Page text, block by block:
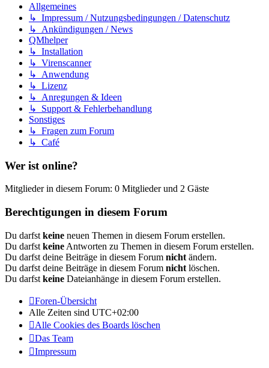
Allgemeines
↳ Impressum / Nutzungsbedingungen / Datenschutz
↳ Ankündigungen / News
QMhelper
↳ Installation
↳ Virenscanner
↳ Anwendung
↳ Lizenz
↳ Anregungen & Ideen
↳ Support & Fehlerbehandlung
Sonstiges
↳ Fragen zum Forum
↳ Café
Wer ist online?
Mitglieder in diesem Forum: 0 Mitglieder und 2 Gäste
Berechtigungen in diesem Forum
Du darfst keine neuen Themen in diesem Forum erstellen.
Du darfst keine Antworten zu Themen in diesem Forum erstellen.
Du darfst deine Beiträge in diesem Forum nicht ändern.
Du darfst deine Beiträge in diesem Forum nicht löschen.
Du darfst keine Dateianhänge in diesem Forum erstellen.
Foren-Übersicht
Alle Zeiten sind UTC+02:00
Alle Cookies des Boards löschen
Das Team
Impressum